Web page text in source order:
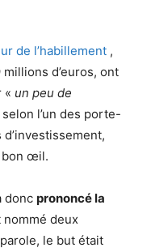
de l’habillement ,
d’euros, ont
« un peu de
selon l’un des porte-
bon œil.
donc prononcé la
nommé deux
le but était